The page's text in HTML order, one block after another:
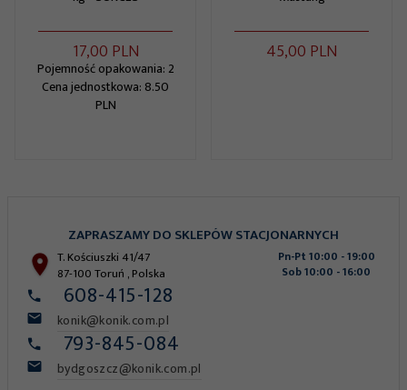
17,00 PLN
Pojemność opakowania: 2
Cena jednostkowa: 8.50
PLN
45,00 PLN
608-415-128
konik@konik.com.pl
ZAPRASZAMY DO SKLEPÓW STACJONARNYCH
T. Kościuszki 41/47
87-100Toruń ,Polska
Pn-Pt 10:00 - 19:00
Sob 10:00 - 16:00
793-845-084
bydgoszcz@konik.com.pl